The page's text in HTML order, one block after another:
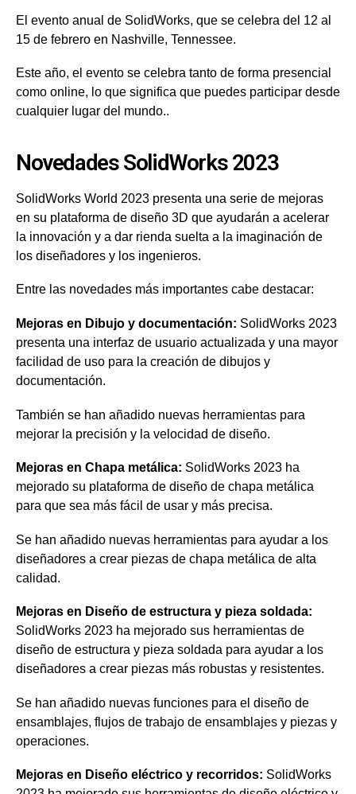
El evento anual de SolidWorks, que se celebra del 12 al
15 de febrero en Nashville, Tennessee.
Este año, el evento se celebra tanto de forma presencial
como online, lo que significa que puedes participar desde
cualquier lugar del mundo..
Novedades SolidWorks 2023
SolidWorks World 2023 presenta una serie de mejoras
en su plataforma de diseño 3D que ayudarán a acelerar
la innovación y a dar rienda suelta a la imaginación de
los diseñadores y los ingenieros.
Entre las novedades más importantes cabe destacar:
Mejoras en Dibujo y documentación: SolidWorks 2023
presenta una interfaz de usuario actualizada y una mayor
facilidad de uso para la creación de dibujos y
documentación.
También se han añadido nuevas herramientas para
mejorar la precisión y la velocidad de diseño.
Mejoras en Chapa metálica: SolidWorks 2023 ha
mejorado su plataforma de diseño de chapa metálica
para que sea más fácil de usar y más precisa.
Se han añadido nuevas herramientas para ayudar a los
diseñadores a crear piezas de chapa metálica de alta
calidad.
Mejoras en Diseño de estructura y pieza soldada:
SolidWorks 2023 ha mejorado sus herramientas de
diseño de estructura y pieza soldada para ayudar a los
diseñadores a crear piezas más robustas y resistentes.
Se han añadido nuevas funciones para el diseño de
ensamblajes, flujos de trabajo de ensamblajes y piezas y
operaciones.
Mejoras en Diseño eléctrico y recorridos: SolidWorks